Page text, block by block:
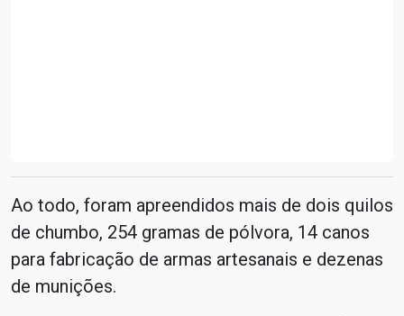
Ao todo, foram apreendidos mais de dois quilos
de chumbo, 254 gramas de pólvora, 14 canos
para fabricação de armas artesanais e dezenas
de munições.